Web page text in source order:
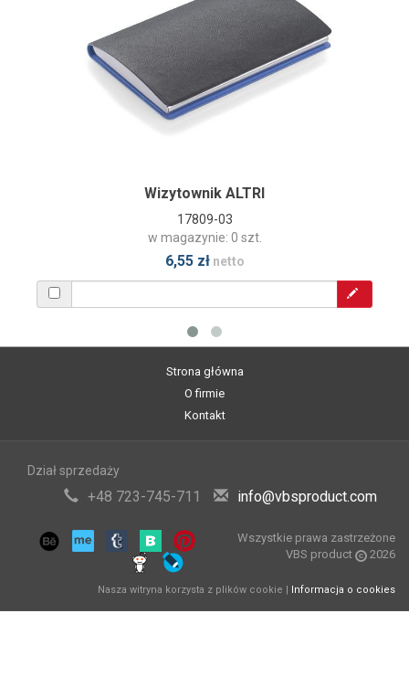
Wizytownik ALTRI
17809-03
w magazynie: 0 szt.
6,55 złnetto
Strona główna
O firmie
Kontakt
Dział sprzedaży
+48 723-745-711 info@vbsproduct.com
Wszystkie prawa zastrzeżone
VBS product
2026
Nasza witryna korzysta z plików cookie | Informacja o cookies